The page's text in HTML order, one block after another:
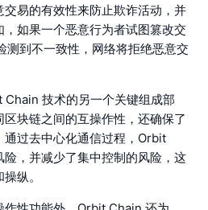
易的有效性来防止欺诈活动，并
如果一个恶意行为者试图篡改交
测到不一致性，网络将拒绝恶意交
技术的另一个关键组成部
块链之间的互操作性，还确保了
过去中心化通信过程，Orbit
，并减少了集中控制的风险，这
纵。